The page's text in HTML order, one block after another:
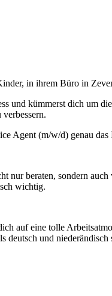
in ihrem Büro in
und kümmerst dich um
Agent (m/w/d) genau
nur beraten, sondern
wichtig.
auf eine tolle
und niederändisch